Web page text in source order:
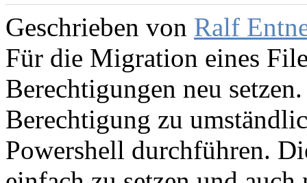
Geschrieben von Ralf
Für die Migration eines
Berechtigungen neu
Berechtigung zu
Powershell durchführen.